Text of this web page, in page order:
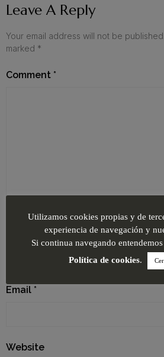
Leave A Reply
Your email address will not be published.
marked *
Comment *
Email *
Website
Utilizamos cookies propias y de
experiencia de navegación y
Si continua navegando
Política de cookies.